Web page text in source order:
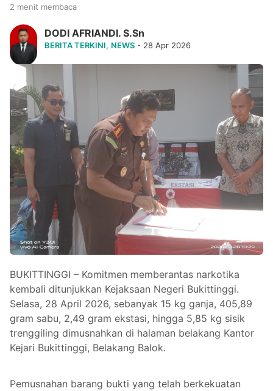
2 menit membaca
DODI AFRIANDI. S.Sn
BERITA TERKINI, NEWS - 28 Apr 2026
BUKITTINGGI – Komitmen memberantas narkotika
kembali ditunjukkan Kejaksaan Negeri Bukittinggi.
Selasa, 28 April 2026, sebanyak 15 kg ganja, 405,89
gram sabu, 2,49 gram ekstasi, hingga 5,85 kg sisik
trenggiling dimusnahkan di halaman belakang Kantor
Kejari Bukittinggi, Belakang Balok.
Pemusnahan barang bukti yang telah berkekuatan